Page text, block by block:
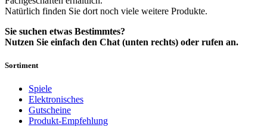
Natürlich finden Sie dort noch viele weitere Produkte.
Sie suchen etwas Bestimmtes?
Nutzen Sie einfach den Chat (unten rechts) oder rufen an.
Sortiment
Spiele
Elektronisches
Gutscheine
Produkt-Empfehlung